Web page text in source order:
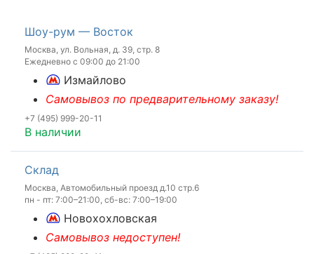
Шоу-рум — Восток
Москва, ул. Вольная, д. 39, стр. 8
Ежедневно с 09:00 до 21:00
Измайлово
Самовывоз по предварительному заказу!
+7 (495) 999-20-11
В наличии
Склад
Москва, Автомобильный проезд д.10 стр.6
пн - пт: 7:00–21:00, сб-вс: 7:00–19:00
Новохохловская
Самовывоз недоступен!